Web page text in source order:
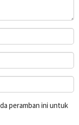
peramban ini untuk